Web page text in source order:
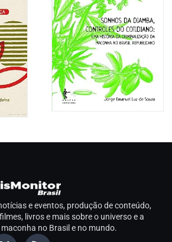
e eventos, produção de conteúdo,
livros e mais sobre o universo e a
no Brasil e no mundo.